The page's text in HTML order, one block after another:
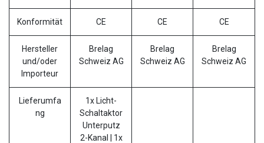
Konformität CE CE CE
Hersteller
und/oder
Importeur
Brelag
Schweiz AG
Brelag
Schweiz AG
Brelag
Schweiz AG
Lieferumfa
ng
1x Licht-
Schaltaktor
Unterputz
2-Kanal | 1x